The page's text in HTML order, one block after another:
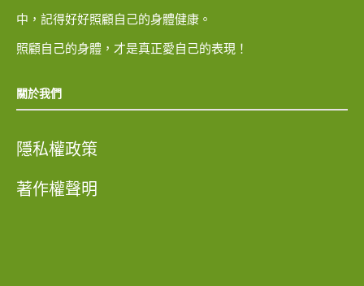
中，記得好好照顧自己的身體健康。
照顧自己的身體，才是真正愛自己的表現！
關於我們
隱私權政策
著作權聲明